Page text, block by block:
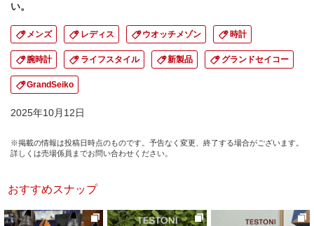
い。
メンズ レディス ウオッチメゾン 時計
腕時計 ライフスタイル 新製品 グランドセイコー
GrandSeiko
2025年10月12日
※掲載の情報は投稿日時点のものです。予告なく変更、終了する場合がございます。
詳しくは売場係員までお問い合わせください。
おすすめスナップ